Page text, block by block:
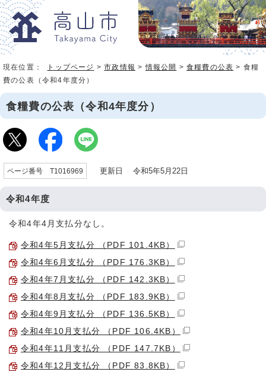
現在位置： トップページ >市政情報 >情報公開 >食糧費の公表 > 食糧
費の公表（令和4年度分）
食糧費の公表（令和4年度分）
ページ番号 T1016969 更新日 令和5年5月22日
令和4年度
令和4年4月支払分なし。
令和4年5月支払分 （PDF 101.4KB）
令和4年6月支払分 （PDF 176.3KB）
令和4年7月支払分 （PDF 142.3KB）
令和4年8月支払分 （PDF 183.9KB）
令和4年9月支払分 （PDF 136.5KB）
令和4年10月支払分 （PDF 106.4KB）
令和4年11月支払分 （PDF 147.7KB）
令和4年12月支払分 （PDF 83.8KB）